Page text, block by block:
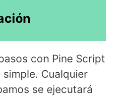
con Pine Script
Cualquier
se ejecutará